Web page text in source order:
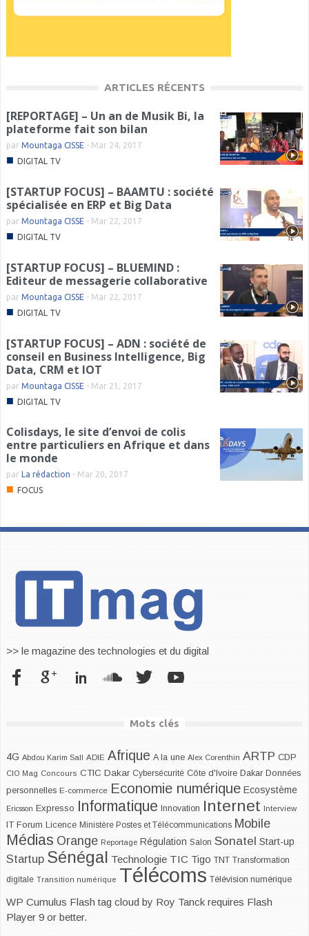
ARTICLES RÉCENTS
[REPORTAGE] – Un an de Musik Bi, la
plateforme fait son bilan
par Mountaga CISSE - Mar 24, 2017
■ DIGITAL TV
[STARTUP FOCUS] – BAAMTU : société
spécialisée en ERP et Big Data
par Mountaga CISSE - Mar 22, 2017
■ DIGITAL TV
[STARTUP FOCUS] – BLUEMIND :
Editeur de messagerie collaborative
par Mountaga CISSE - Mar 22, 2017
■ DIGITAL TV
[STARTUP FOCUS] – ADN : société de
conseil en Business Intelligence, Big
Data, CRM et IOT
par Mountaga CISSE - Mar 21, 2017
■ DIGITAL TV
Colisdays, le site d’envoi de colis
entre particuliers en Afrique et dans
le monde
par La rédaction - Mar 20, 2017
■ FOCUS
>> le magazine des technologies et du digital
Mots clés
4G Abdou Karim Sall ADIE Afrique A la une Alex Corenthin ARTP CDP
CIO Mag Concours CTIC Dakar Cybersécurité Côte d'Ivoire Dakar Données
personnelles E-commerce Economie numérique Ecosystème
Ericsson Expresso Informatique Innovation Internet Interview
IT Forum Licence Ministère Postes et Télécommunications Mobile
Médias Orange Reportage Régulation Salon Sonatel Start-up
Startup Sénégal Technologie TIC Tigo TNT Transformation
digitale Transition numérique Télécoms Télévision numérique
WP Cumulus Flash tag cloud by Roy Tanck requires Flash
Player 9 or better.